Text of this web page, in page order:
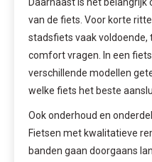
van de fiets. Voor korte
stadsfiets vaak
comfort vragen. In een
verschillende modellen
welke fiets het beste
Ook onderhoud en
Fietsen met kwalitatieve
banden gaan doorgaans